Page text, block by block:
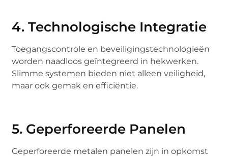
4. Technologische Integratie
Toegangscontrole en beveiligingstechnologieën
worden naadloos geïntegreerd in hekwerken.
Slimme systemen bieden niet alleen veiligheid,
maar ook gemak en efficiëntie.
5. Geperforeerde Panelen
Geperforeerde metalen panelen zijn in opkomst